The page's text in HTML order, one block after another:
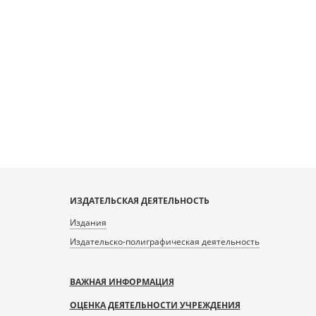
ИЗДАТЕЛЬСКАЯ ДЕЯТЕЛЬНОСТЬ
Издания
Издательско-полиграфическая деятельность
ВАЖНАЯ ИНФОРМАЦИЯ
ОЦЕНКА ДЕЯТЕЛЬНОСТИ УЧРЕЖДЕНИЯ